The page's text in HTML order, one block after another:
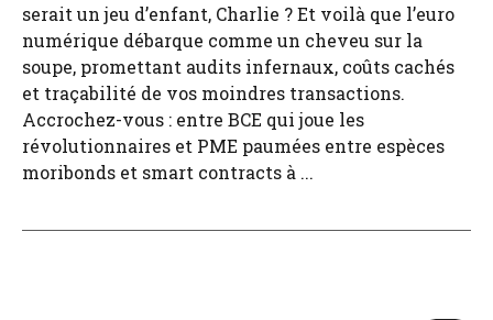
serait un jeu d’enfant, Charlie ? Et voilà que l’euro
numérique débarque comme un cheveu sur la
soupe, promettant audits infernaux, coûts cachés
et traçabilité de vos moindres transactions.
Accrochez-vous : entre BCE qui joue les
révolutionnaires et PME paumées entre espèces
moribonds et smart contracts à ...